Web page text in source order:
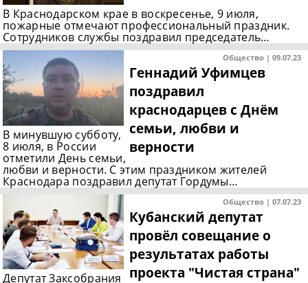
В Краснодарском крае в воскресенье, 9 июля,
пожарные отмечают профессиональный праздник.
Сотрудников службы поздравил председатель…
Общество | 09.07.23
Геннадий Уфимцев
поздравил
краснодарцев с Днём
семьи, любви и
верности
В минувшую субботу,
8 июля, в России
отметили День семьи,
любви и верности. С этим праздником жителей
Краснодара поздравил депутат Гордумы…
Общество | 07.07.23
Кубанский депутат
провёл совещание о
результатах работы
проекта "Чистая страна"
Депутат Заксобрания